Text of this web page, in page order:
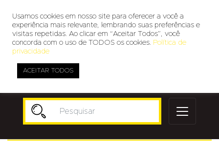
Usamos cookies em nosso site para oferecer a você a
experiência mais relevante, lembrando suas preferências e
visitas repetidas. Ao clicar em “Aceitar Todos”, você
concorda com o uso de TODOS os cookies. Política de
privacidade
ACEITAR TODOS